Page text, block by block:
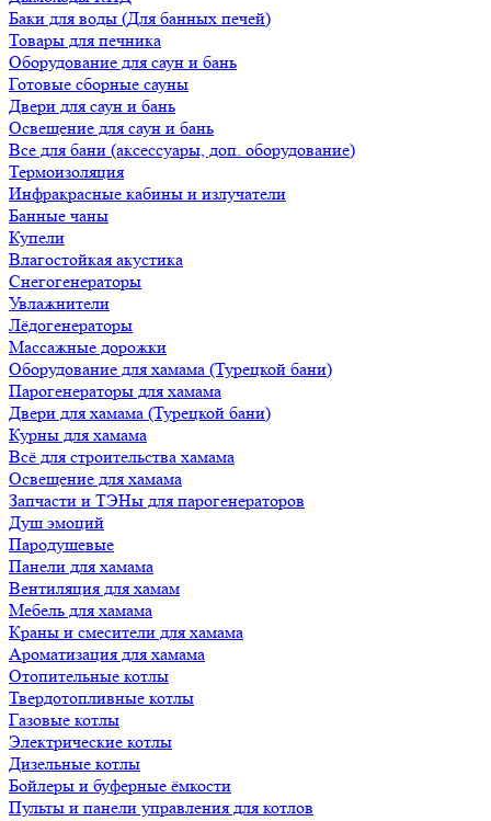
Баки для воды (Для банных печей)
Товары для печника
Оборудование для саун и бань
Готовые сборные сауны
Двери для саун и бань
Освещение для саун и бань
Все для бани (аксессуары, доп. оборудование)
Термоизоляция
Инфракрасные кабины и излучатели
Банные чаны
Купели
Влагостойкая акустика
Снегогенераторы
Увлажнители
Лёдогенераторы
Массажные дорожки
Оборудование для хамама (Турецкой бани)
Парогенераторы для хамама
Двери для хамама (Турецкой бани)
Курны для хамама
Всё для строительства хамама
Освещение для хамама
Запчасти и ТЭНы для парогенераторов
Душ эмоций
Пародушевые
Панели для хамама
Вентиляция для хамам
Мебель для хамама
Краны и смесители для хамама
Ароматизация для хамама
Отопительные котлы
Твердотопливные котлы
Газовые котлы
Электрические котлы
Дизельные котлы
Бойлеры и буферные ёмкости
Пульты и панели управления для котлов